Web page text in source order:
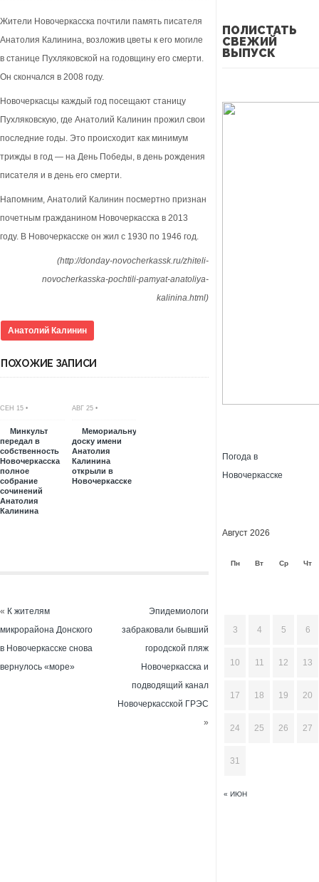
Жители Новочеркасска почтили память писателя
Анатолия Калинина, возложив цветы к его могиле
в станице Пухляковской на годовщину его смерти.
Он скончался в 2008 году.
Новочеркасцы каждый год посещают станицу
Пухляковскую, где Анатолий Калинин прожил свои
последние годы. Это происходит как минимум
трижды в год — на День Победы, в день рождения
писателя и в день его смерти.
Напомним, Анатолий Калинин посмертно признан
почетным гражданином Новочеркасска в 2013
году. В Новочеркасске он жил с 1930 по 1946 год.
(http://donday-novocherkassk.ru/zhiteli-
novocherkasska-pochtili-pamyat-anatoliya-
kalinina.html)
Анатолий Калинин
ПОХОЖИЕ ЗАПИСИ
СЕН 15 •
Минкульт
передал в
собственность
Новочеркасска
полное
собрание
сочинений
Анатолия
Калинина
АВГ 25 •
Мемориальную
доску имени
Анатолия
Калинина
открыли в
Новочеркасске
« К жителям
микрорайона Донского
в Новочеркасске снова
вернулось «море»
Эпидемиологи
забраковали бывший
городской пляж
Новочеркасска и
подводящий канал
Новочеркасской ГРЭС
»
ПОЛИСТАТЬ
СВЕЖИЙ
ВЫПУСК
Погода в
Новочеркасске
Август 2026
Пн Вт Ср Чт
« ИЮН
3 4 5 6
10 11 12 13
17 18 19 20
24 25 26 27
31